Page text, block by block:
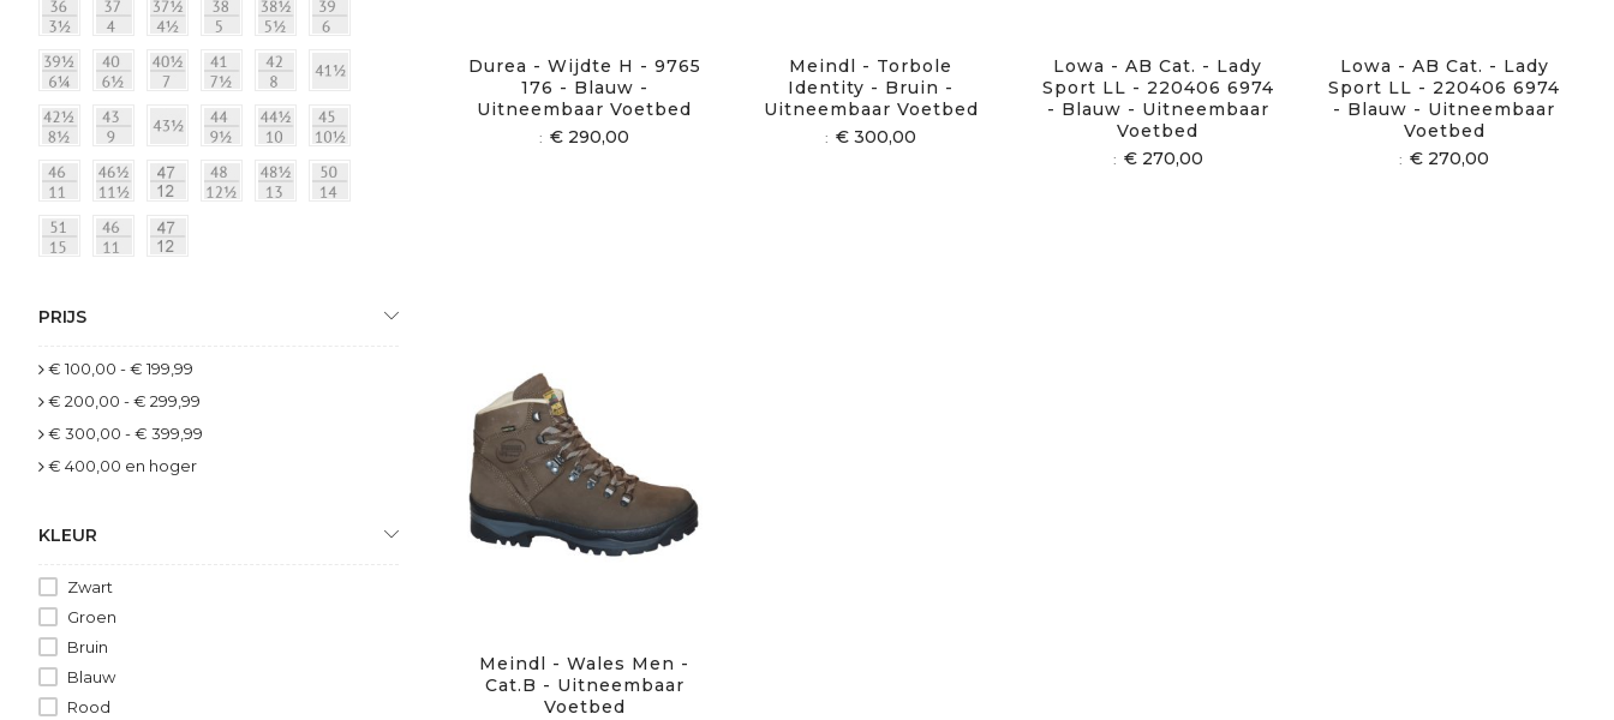
Durea - Wijdte H - 9765
176 - Blauw -
Uitneembaar Voetbed
€ 290,00
Meindl - Torbole
Identity - Bruin -
Uitneembaar Voetbed
€ 300,00
Lowa - AB Cat. - Lady
Sport LL - 220406 6974
- Blauw - Uitneembaar
Voetbed
€ 270,00
Lowa - AB Cat. - Lady
Sport LL - 220406 6974
- Blauw - Uitneembaar
Voetbed
€ 270,00
Meindl - Wales Men -
Cat.B - Uitneembaar
Voetbed
PRIJS
€ 100,00 -€ 199,99
€ 200,00 -€ 299,99
€ 300,00 -€ 399,99
€ 400,00 en hoger
KLEUR
Zwart
Groen
Bruin
Blauw
Rood